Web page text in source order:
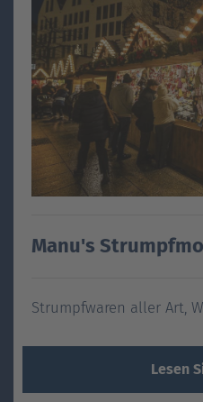
Manu's
Strumpfwaren aller Art,
Lesen